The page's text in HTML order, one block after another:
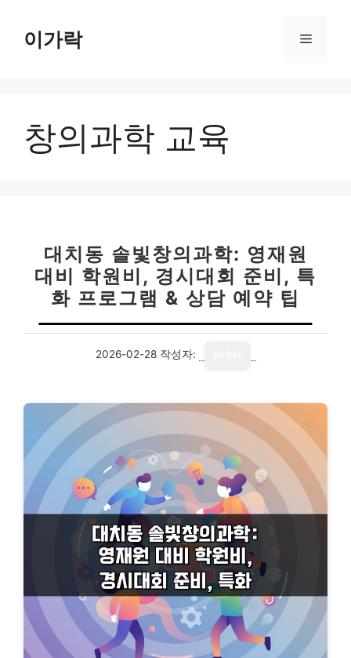
이가락 메
창의과학 교육
대치동 솔빛창의과학: 영재원
대비 학원비, 경시대회 준비, 특
화 프로그램 & 상담 예약 팁
2026-02-28 작성자: